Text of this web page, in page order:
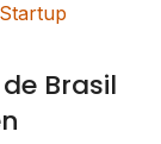
Brasil